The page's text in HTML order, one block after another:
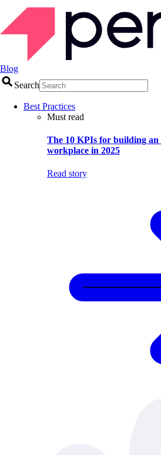
Blog
Search
Best Practices
Must read
The 10 KPIs for building an
workplace in 2025
Read story